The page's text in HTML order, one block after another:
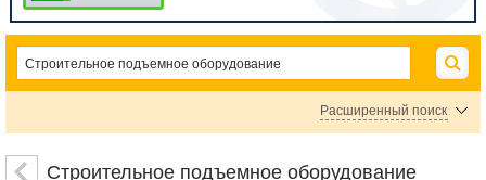
Расширенный поиск
Строительное подъемное оборудование